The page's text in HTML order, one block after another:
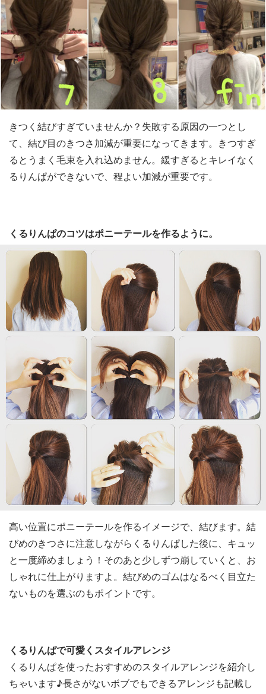
きつく結びすぎていませんか？失敗する原因の一つとし
て、結び目のきつさ加減が重要になってきます。きつすぎ
るとうまく毛束を入れ込めません。緩すぎるとキレイなく
るりんぱができないで、程よい加減が重要です。
くるりんぱのコツはポニーテールを作るように。
高い位置にポニーテールを作るイメージで、結びます。結
びめのきつさに注意しながらくるりんぱした後に、キュッ
と一度締めましょう！そのあと少しずつ崩していくと、お
しゃれに仕上がりますよ。結びめのゴムはなるべく目立た
ないものを選ぶのもポイントです。
くるりんぱで可愛くスタイルアレンジ
くるりんぱを使ったおすすめのスタイルアレンジを紹介し
ちゃいます♪長さがないボブでもできるアレンジも記載し